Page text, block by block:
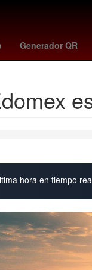
Generador QR
Juárez Hernán Cortés
hora en tiempo